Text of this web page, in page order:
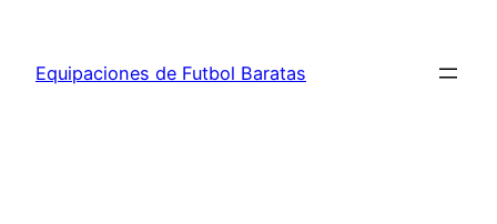
contenido
Equipaciones de Futbol Baratas